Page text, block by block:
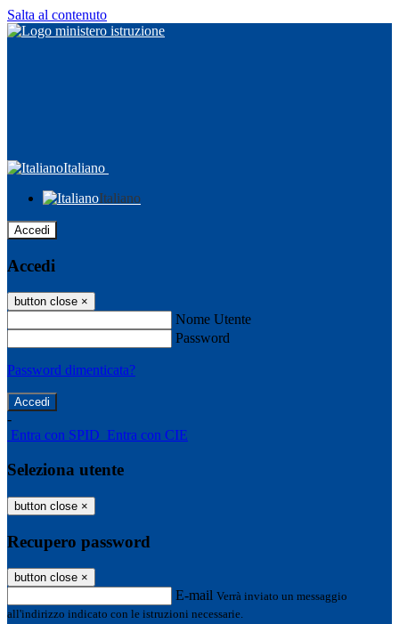
Salta al contenuto
Italiano
Italiano
Accedi
Accedi
button close ×
Nome Utente
Password
Password dimenticata?
-
Entra con SPID Entra con CIE
Seleziona utente
button close ×
Recupero password
button close ×
E-mail Verrà inviato un messaggio
all'indirizzo indicato con le istruzioni necessarie.